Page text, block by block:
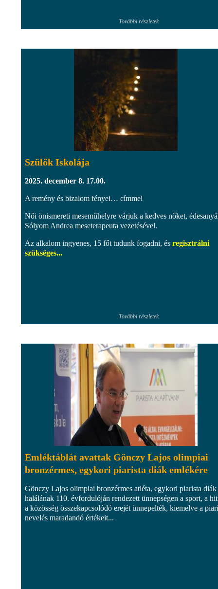
További részletek
Szülők Iskolája
2025. december 8. 17.00.
A remény és bizalom fényei… címmel
Női önismereti meseműhelyre várjuk a kedves nőket,
Sólyom Andrea meseterapeuta vezetésével.
Az alkalom ingyenes, 15 főt tudunk fogadni, és regisztrálni
szükséges...
További részletek
Emléktáblát avattak Gönczy Lajos olimpiai
bronzérmes, egykori piarista diák emlékére
Gönczy Lajos olimpiai bronzérmes atléta, egykori piarista diák
halálának 110. évfordulóján rendezett ünnepségen a sport, a
a közösség összekapcsolódó erejét ünnepelték, kiemelve a
nevelés maradandó értékeit...